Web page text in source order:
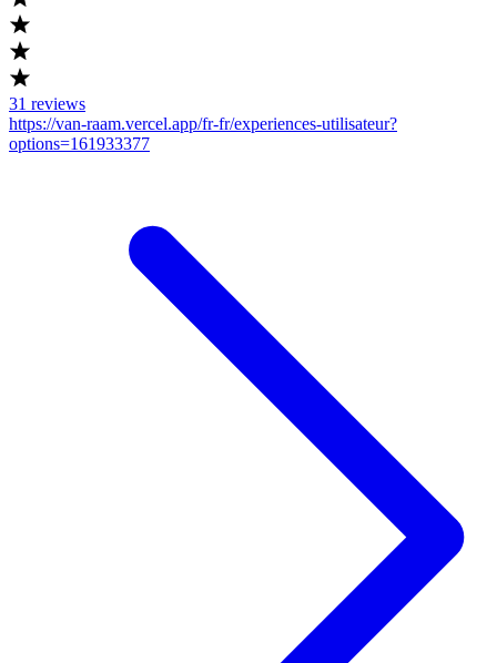
31 reviews
https://van-raam.vercel.app/fr-fr/experiences-utilisateur?
options=161933377